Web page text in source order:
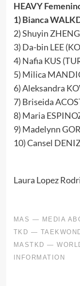
HEAVY
1) Bianca
2) Shuyin
3) Da-bin LEE
4) Nafia KUS
5) Milica
6) Aleksandra
7) Briseida
8) Maria
9) Madelynn
10) Cansel
Laura Lopez